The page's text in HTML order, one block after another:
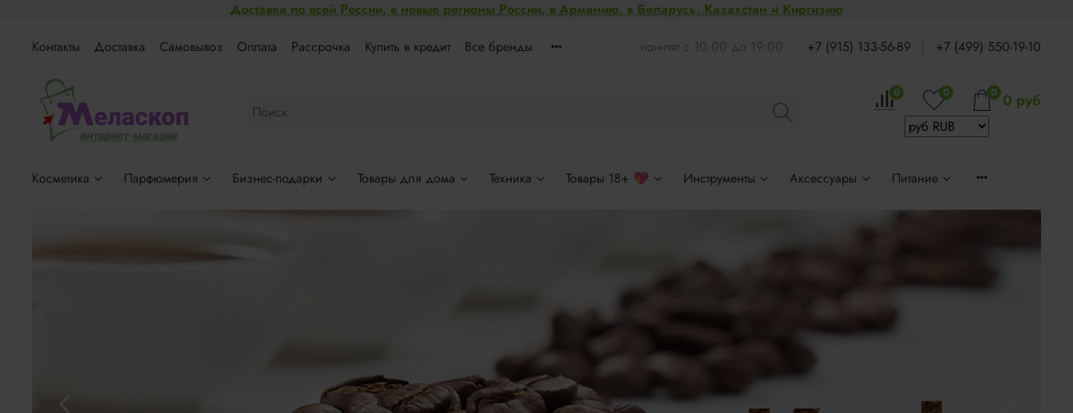
Доставка по всей России, в новые регионы России, в Армению, в Беларусь, Казахстан и Киргизию
Контакты Доставка Самовывоз Оплата Рассрочка Купить в кредит Все бренды пон-пят с 10:00 до 19:00 +7 (915) 133-56-89 +7 (499) 550-19-10
0 0 0 0 руб
Косметика Парфюмерия Бизнес-подарки Товары для дома Техника Товары 18+ 💖 Инструменты Аксессуары Питание